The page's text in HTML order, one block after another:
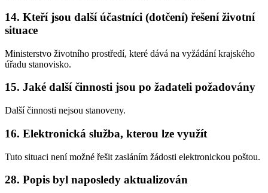
14. Kteří jsou další účastníci (dotčení) řešení životní
situace
Ministerstvo životního prostředí, které dává na vyžádání krajského
úřadu stanovisko.
15. Jaké další činnosti jsou po žadateli požadovány
Další činnosti nejsou stanoveny.
16. Elektronická služba, kterou lze využít
Tuto situaci není možné řešit zasláním žádosti elektronickou poštou.
28. Popis byl naposledy aktualizován